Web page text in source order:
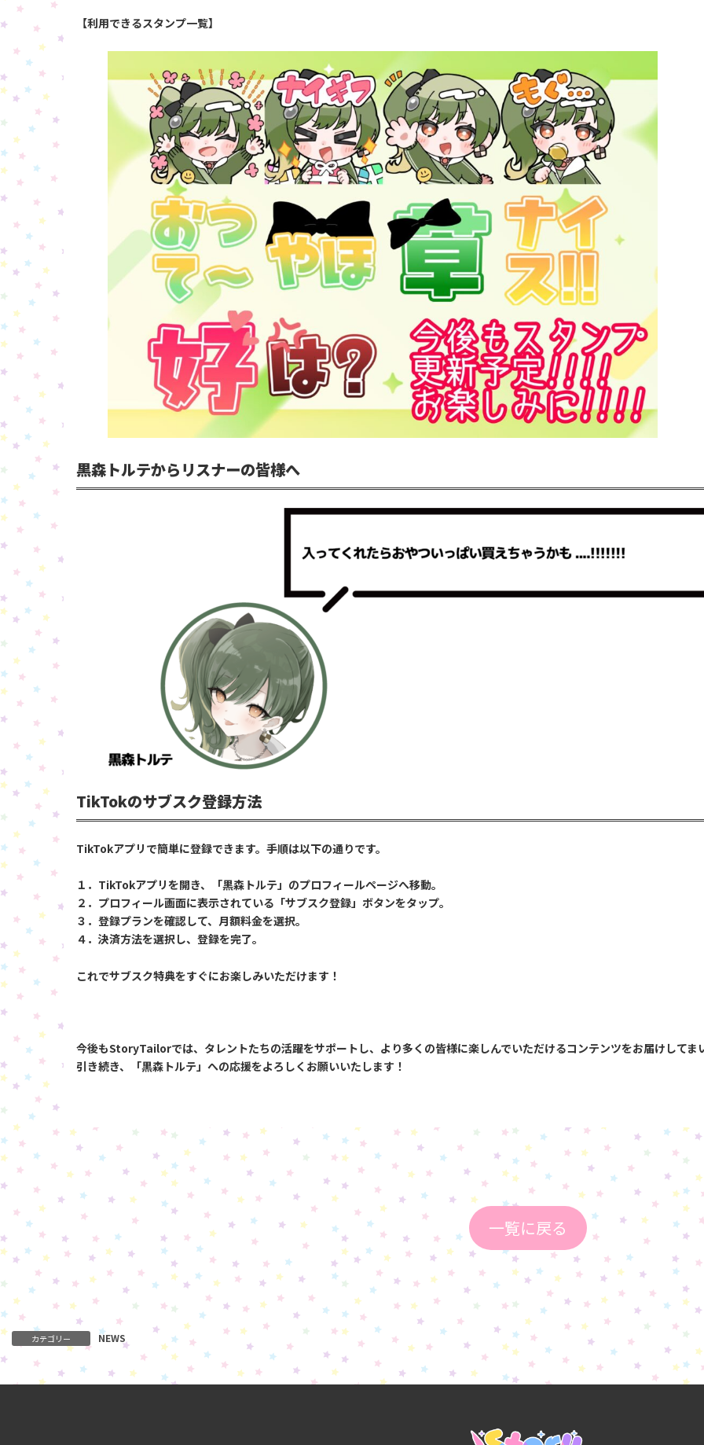
【利用できるスタンプ一覧】
黒森トルテからリスナーの皆様へ
TikTokのサブスク登録方法
TikTokアプリで簡単に登録できます。手順は以下の通りです。
１．TikTokアプリを開き、「黒森トルテ」のプロフィールページへ移動。
２．プロフィール画面に表示されている「サブスク登録」ボタンをタップ。
３．登録プランを確認して、月額料金を選択。
４．決済方法を選択し、登録を完了。
これでサブスク特典をすぐにお楽しみいただけます！
今後もStoryTailorでは、タレントたちの活躍をサポートし、より多くの皆様に楽しんでいただけるコンテンツをお届けしてま
引き続き、「黒森トルテ」への応援をよろしくお願いいたします！
一覧に戻る
カテゴリー NEWS